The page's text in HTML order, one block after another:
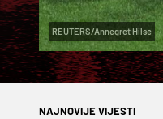
REUTERS/Annegret Hilse
NAJNOVIJE VIJESTI